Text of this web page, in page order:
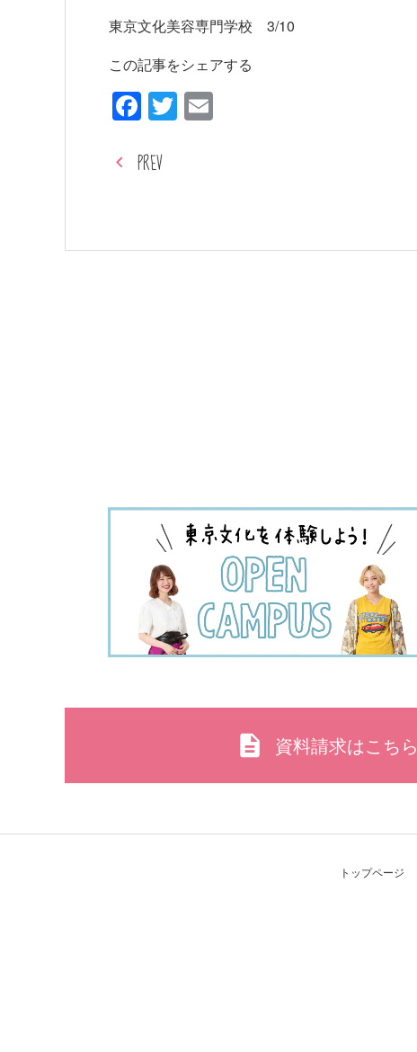
東京文化美容専門学校 3/10
この記事をシェアする
Facebook
Twitter
PREV
資料請求はこちら
トップページ